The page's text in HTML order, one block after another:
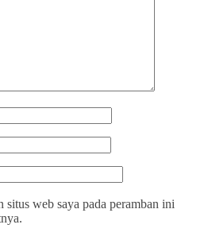
situs web saya pada peramban ini